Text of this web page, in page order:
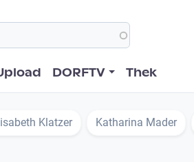
DORFTV Thek
Klatzer Katharina Mader